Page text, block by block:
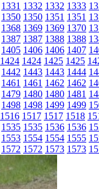
1331 1332 1332 1333
1350 1350 1351 1351
1368 1369 1369 1370
1387 1387 1388 1388
1405 1406 1406 1407
1424 1424 1425 1425
1442 1443 1443 1444
1461 1461 1462 1462
1479 1480 1480 1481
1498 1498 1499 1499
1516 1517 1517 1518
1535 1535 1536 1536
1553 1554 1554 1555
1572 1572 1573 1573